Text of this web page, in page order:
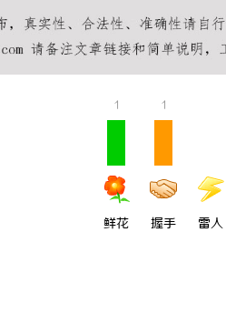
1
鲜花
1
握手 雷人
武汉配眼镜 上海配眼镜